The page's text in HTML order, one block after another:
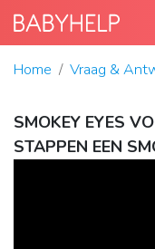
Home Vraag &
SMOKEY EYES
STAPPEN EEN